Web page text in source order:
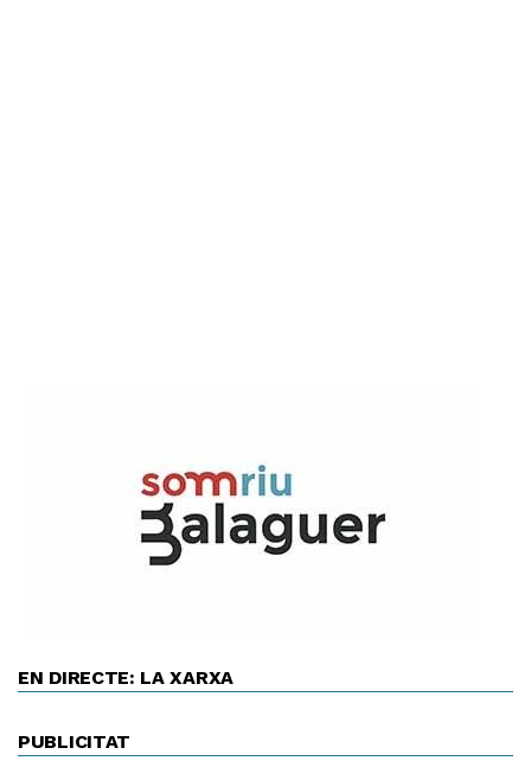
EN DIRECTE: LA XARXA
PUBLICITAT